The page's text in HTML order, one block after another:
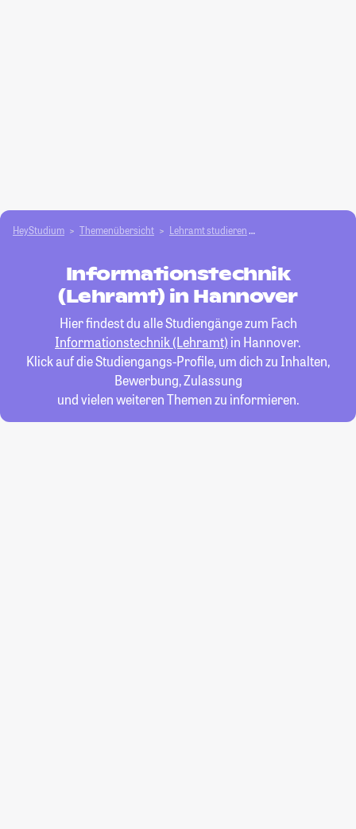
HeyStudium Themenübersicht Lehramt studieren
Informationstechnik
(Lehramt) in Hannover
Hier findest du alle Studiengänge zum Fach
Informationstechnik (Lehramt) in Hannover.
Klick auf die Studiengangs-Profile, um dich zu Inhalten,
Bewerbung, Zulassung
und vielen weiteren Themen zu informieren.